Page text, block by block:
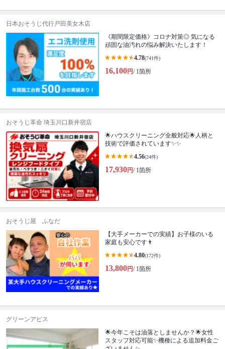
日本おそうじ代行戸田美女木店
《期間限定価格》コロナ対策◎ 気になる
頑固な油汚れの悩み解決いたします！
4.78(741件)
16,100円/ 1箇所
おそうじ革命 埼玉川口新井宿店
🌟ハウスクリーニング全般対応🌟人柄と
技術で評価されています✨✨
4.56(24件)
17,930円/ 1箇所
おそうじ屋 ふなだ
【大手メーカーでの実績】お子様のいる
家庭も安心です👨
4.80(172件)
13,800円/ 1箇所
グリーンアピス
🌟今年こそは油落としませんか？🌟女性
スタッフ対応可能✨機種による追加料金ご